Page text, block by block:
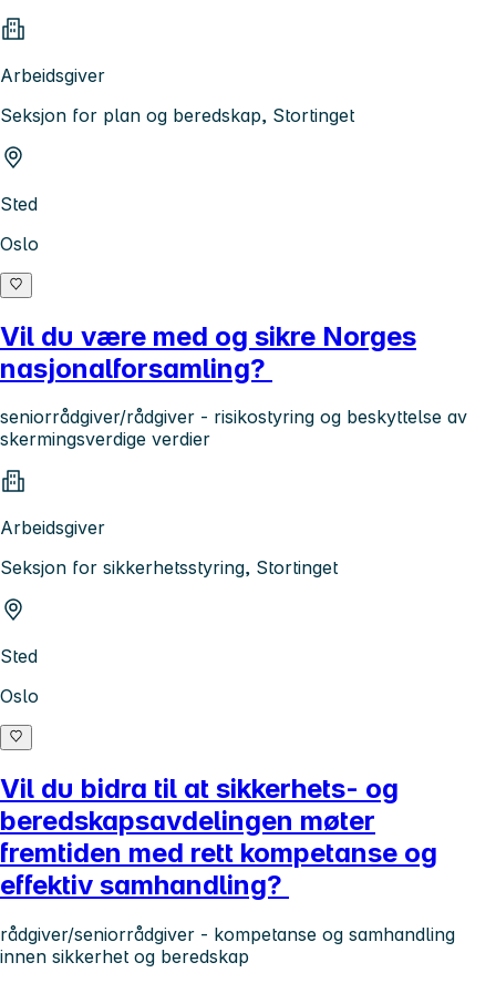
Arbeidsgiver
Seksjon for plan og beredskap, Stortinget
Sted
Oslo
Vil du være med og sikre Norges
nasjonalforsamling?
seniorrådgiver/rådgiver - risikostyring og beskyttelse av
skermingsverdige verdier
Arbeidsgiver
Seksjon for sikkerhetsstyring, Stortinget
Sted
Oslo
Vil du bidra til at sikkerhets- og
beredskapsavdelingen møter
fremtiden med rett kompetanse og
effektiv samhandling?
rådgiver/seniorrådgiver - kompetanse og samhandling
innen sikkerhet og beredskap